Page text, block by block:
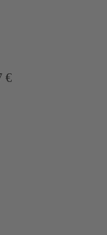
€